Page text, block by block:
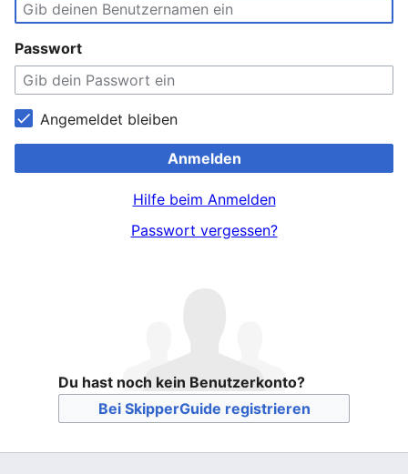
Passwort
Angemeldet bleiben
Anmelden
Hilfe beim Anmelden
Passwort vergessen?
Du hast noch kein Benutzerkonto?
Bei SkipperGuide registrieren